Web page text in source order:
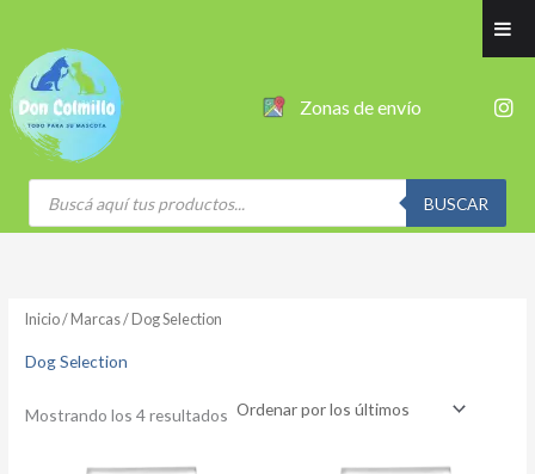
contenido
Zonas de envío
I
n
a
r
Búsqueda
productos
BUSCAR
Inicio/ Marcas/ Dog Selection
Dog Selection
Mostrando los 4 resultados